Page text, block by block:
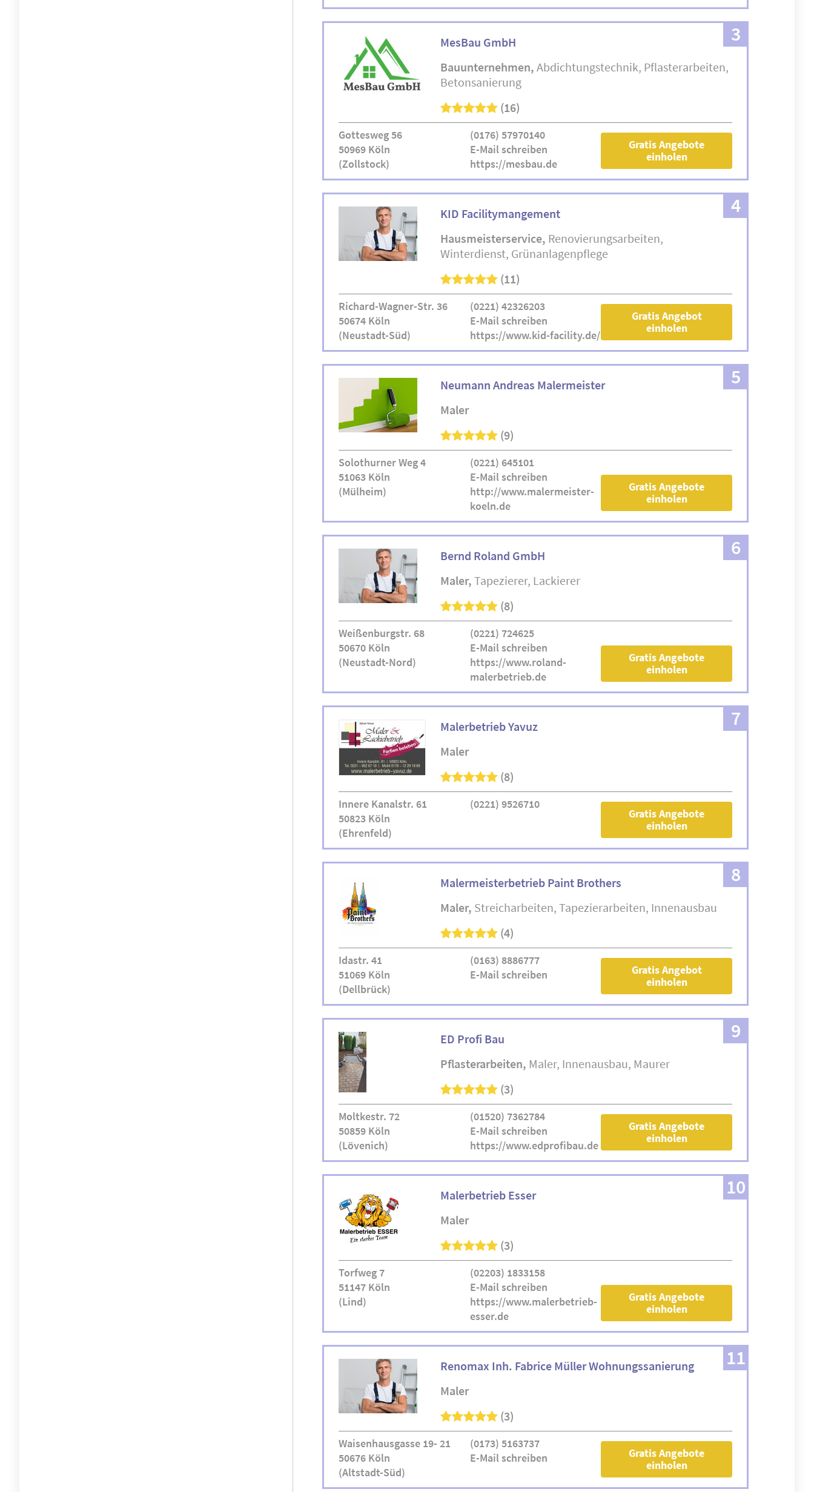
3
MesBau GmbH
Bauunternehmen Abdichtungstechnik Pflasterarbeiten
Betonsanierung
(16)
Gottesweg 56
50969 Köln
(Zollstock)
(0176) 57970140
E-Mail schreiben
https://mesbau.de
Gratis Angebote
einholen
4
KID Facilitymangement
Hausmeisterservice Renovierungsarbeiten
Winterdienst Grünanlagenpflege
(11)
Richard-Wagner-Str. 36
50674 Köln
(Neustadt-Süd)
(0221) 42326203
E-Mail schreiben
https://www.kid-facility.de/
Gratis Angebot
einholen
5
Neumann Andreas Malermeister
Maler
(9)
Solothurner Weg 4
51063 Köln
(Mülheim)
(0221) 645101
E-Mail schreiben
http://www.malermeister-
koeln.de
Gratis Angebote
einholen
6
Bernd Roland GmbH
Maler Tapezierer Lackierer
(8)
Weißenburgstr. 68
50670 Köln
(Neustadt-Nord)
(0221) 724625
E-Mail schreiben
https://www.roland-
malerbetrieb.de
Gratis Angebote
einholen
7
Malerbetrieb Yavuz
Maler
(8)
Innere Kanalstr. 61
50823 Köln
(Ehrenfeld)
(0221) 9526710
Gratis Angebote
einholen
8
Malermeisterbetrieb Paint Brothers
Maler Streicharbeiten Tapezierarbeiten Innenausbau
(4)
Idastr. 41
51069 Köln
(Dellbrück)
(0163) 8886777
E-Mail schreiben
Gratis Angebot
einholen
9
ED Profi Bau
Pflasterarbeiten Maler Innenausbau Maurer
(3)
Moltkestr. 72
50859 Köln
(Lövenich)
(01520) 7362784
E-Mail schreiben
https://www.edprofibau.de
Gratis Angebote
einholen
10
Malerbetrieb Esser
Maler
(3)
Torfweg 7
51147 Köln
(Lind)
(02203) 1833158
E-Mail schreiben
https://www.malerbetrieb-
esser.de
Gratis Angebote
einholen
11
Renomax Inh. Fabrice Müller Wohnungssanierung
Maler
(3)
Waisenhausgasse 19- 21
50676 Köln
(Altstadt-Süd)
(0173) 5163737
E-Mail schreiben
Gratis Angebote
einholen